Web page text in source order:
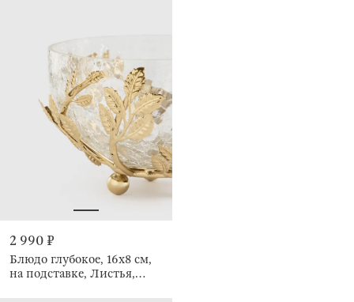
2 990 ₽
Блюдо глубокое, 16х8 см,
на подставке, Листья,